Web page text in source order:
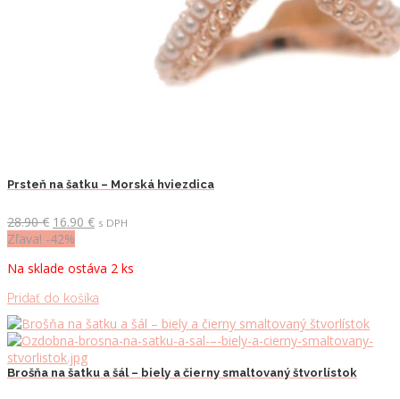
Prsteň na šatku – Morská hviezdica
28.90€ Pôvodná
cena
28.90 €.
16.90 €Aktuálna
16.90 €.
s DPH
Zľava! -42%
Na sklade ostáva 2 ks
Pridať do košíka
Brošňa na šatku a šál – biely a čierny smaltovaný štvorlístok